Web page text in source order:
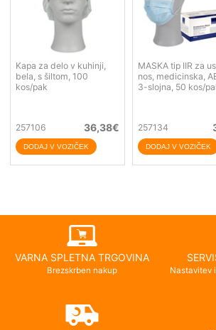
Kapa za delo v kuhinji,
bela, s šiltom, 100
kos/pak
257106 36,38€
MASKA tip IIR za
nos, medicinska,
3-slojna, 50 kos/
257134
VARNA SPLETNA TRGOVINA
Brezskrben nakup
Nastavitev